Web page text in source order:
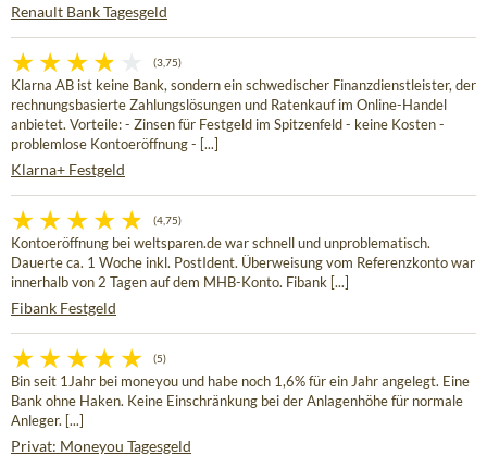
Renault Bank Tagesgeld
(3,75)
Klarna AB ist keine Bank, sondern ein schwedischer Finanzdienstleister, der
rechnungsbasierte Zahlungslösungen und Ratenkauf im Online-Handel
anbietet. Vorteile: - Zinsen für Festgeld im Spitzenfeld - keine Kosten -
problemlose Kontoeröffnung - [...]
Klarna+ Festgeld
(4,75)
Kontoeröffnung bei weltsparen.de war schnell und unproblematisch.
Dauerte ca. 1 Woche inkl. PostIdent. Überweisung vom Referenzkonto war
innerhalb von 2 Tagen auf dem MHB-Konto. Fibank [...]
Fibank Festgeld
(5)
Bin seit 1Jahr bei moneyou und habe noch 1,6% für ein Jahr angelegt. Eine
Bank ohne Haken. Keine Einschränkung bei der Anlagenhöhe für normale
Anleger. [...]
Privat: Moneyou Tagesgeld